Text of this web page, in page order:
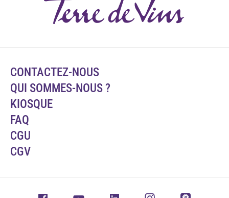
CONTACTEZ-NOUS
QUI SOMMES-NOUS ?
KIOSQUE
FAQ
CGU
CGV